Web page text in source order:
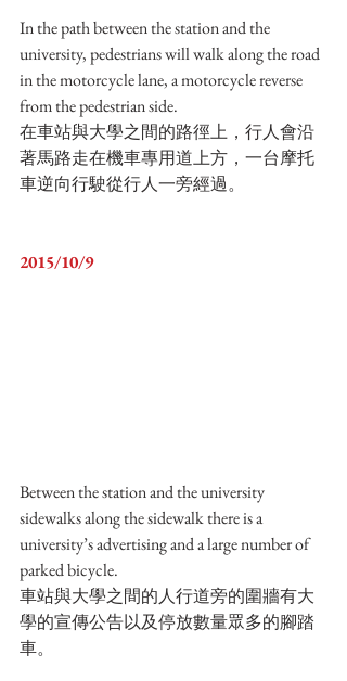
In the path between the station and the
university, pedestrians will walk along the road
in the motorcycle lane, a motorcycle reverse
from the pedestrian side.
在車站與大學之間的路徑上，行人會沿
著馬路走在機車專用道上方，一台摩托
車逆向行駛從行人一旁經過。
2015/10/9
Between the station and the university
sidewalks along the sidewalk there is a
university’s advertising and a large number of
parked bicycle.
車站與大學之間的人行道旁的圍牆有大
學的宣傳公告以及停放數量眾多的腳踏
車。